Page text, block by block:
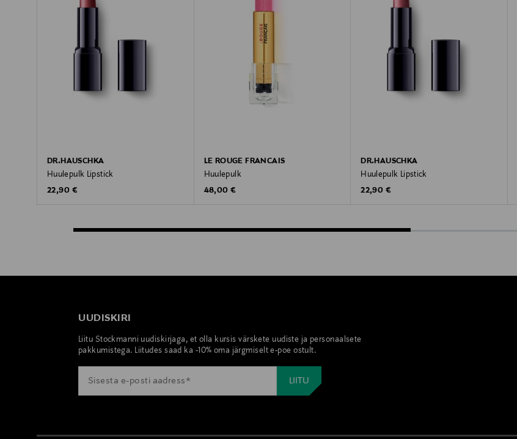
DR.HAUSCHKA
Huulepulk Lipstick
Original Price
22,90 €
LE ROUGE FRANCAIS
Huulepulk
Original Price
48,00 €
DR.HAUSCHKA
Huulepulk Lipstick
Original Price
22,90 €
UUDISKIRI
Liitu Stockmanni uudiskirjaga, et olla kursis värskete uudiste ja personaalsete
pakkumistega. Liitudes saad ka -10% oma järgmiselt e-poe ostult.